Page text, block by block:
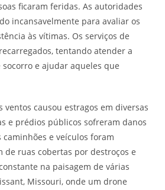
ficaram feridas. As autoridades
incansavelmente para avaliar os
às vítimas. Os serviços de
tentando atender a
e ajudar aqueles que
ventos causou estragos em diversas
e prédios públicos sofreram danos
e veículos foram
de ruas cobertas por destroços e
na paisagem de várias
Missouri, onde um drone